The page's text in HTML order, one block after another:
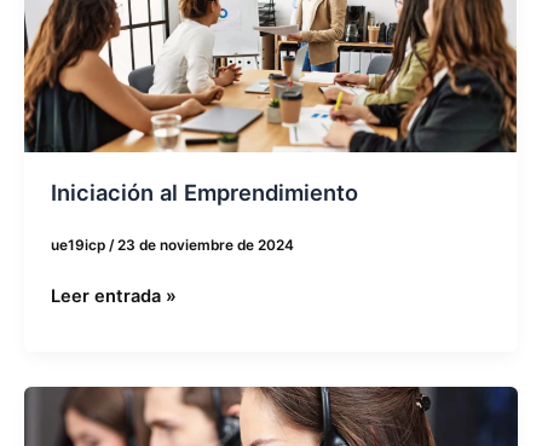
Iniciación al Emprendimiento
ue19icp /23 de noviembre de 2024
Emprendimiento
Leer entrada »
¿Cómo
construir